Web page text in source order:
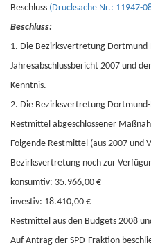
Beschluss (Drucksache Nr.: 11947-
Beschluss:
1. Die Bezirksvertretung
Jahresabschlussbericht 2007 und
Kenntnis.
2. Die Bezirksvertretung
Restmittel abgeschlossener
Folgende Restmittel (aus 2007 und
Bezirksvertretung noch zur
konsumtiv: 35.966,00 €
investiv: 18.410,00 €
Restmittel aus den Budgets 2008
Auf Antrag der SPD-Fraktion